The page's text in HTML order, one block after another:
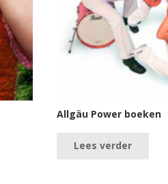
Allgäu Power boeken
Lees verder